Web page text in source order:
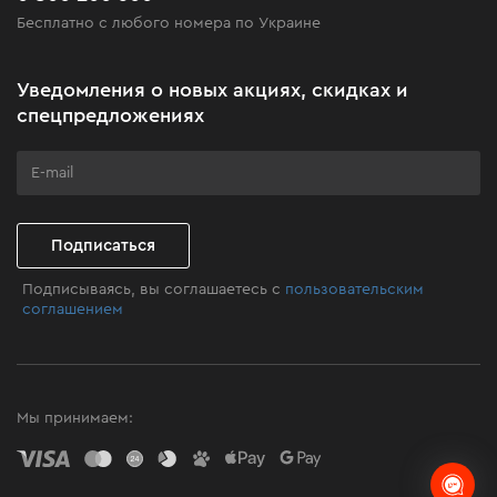
Клуб мастерства
Бесплатно с любого номера по Украине
Уведомления о новых акциях, скидках и
спецпредложениях
Подписаться
Подписываясь, вы соглашаетесь с пользовательским
соглашением
Мы принимаем: